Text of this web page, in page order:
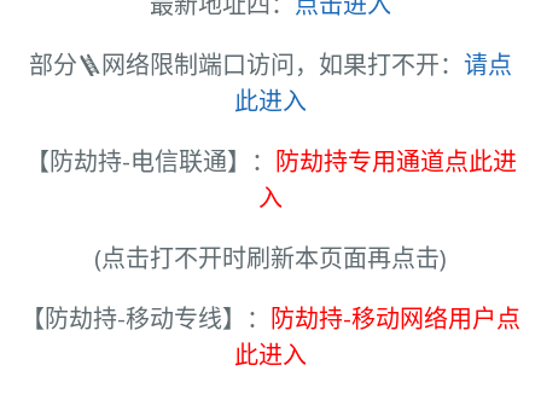
部分🪜网络限制端口访问，如果打不开： 请点
此进入
【防劫持-电信联通】： 防劫持专用通道点此进
入
(点击打不开时刷新本页面再点击)
【防劫持-移动专线】： 防劫持-移动网络用户点
此进入